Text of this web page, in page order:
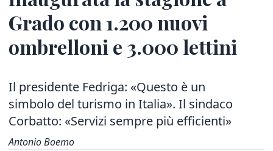
Grado con 1.200 nuovi
ombrelloni e 3.000 lettini
Il presidente Fedriga: «Questo è un
simbolo del turismo in Italia». Il sindaco
Corbatto: «Servizi sempre più efficienti»
Antonio Boemo